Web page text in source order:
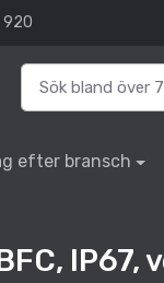
920
efter bransch